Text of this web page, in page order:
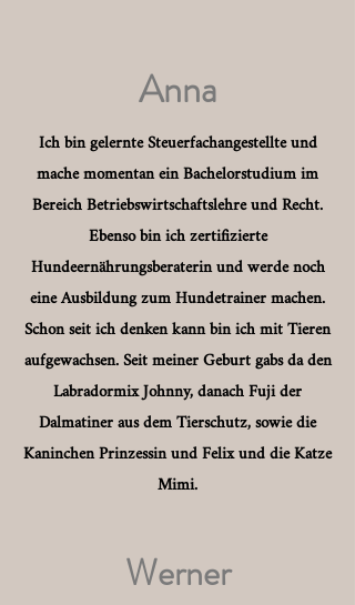
Anna
Ich bin gelernte Steuerfachangestellte und
mache momentan ein Bachelorstudium im
Bereich Betriebswirtschaftslehre und Recht.
Ebenso bin ich zertifizierte
Hundeernährungsberaterin und werde noch
eine Ausbildung zum Hundetrainer machen.
Schon seit ich denken kann bin ich mit Tieren
aufgewachsen. Seit meiner Geburt gabs da den
Labradormix Johnny, danach Fuji der
Dalmatiner aus dem Tierschutz, sowie die
Kaninchen Prinzessin und Felix und die Katze
Mimi.
Werner